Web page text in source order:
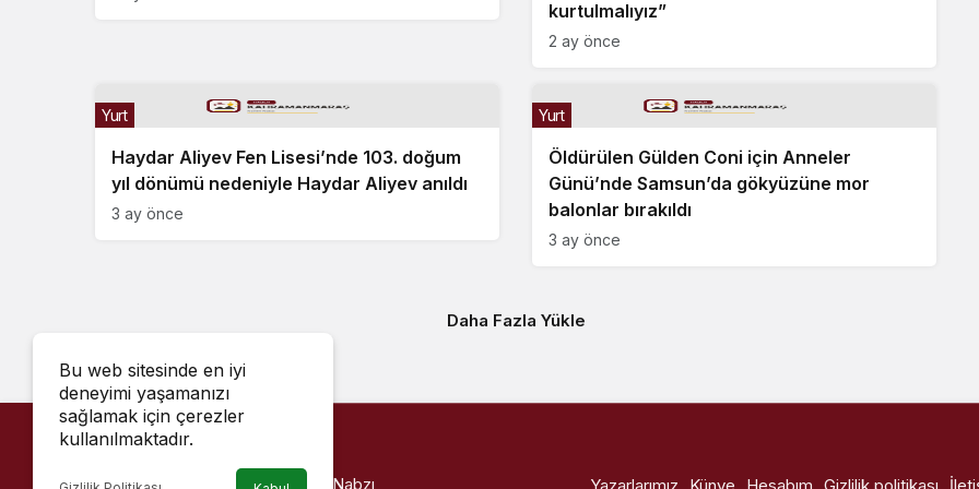
kurtulmalıyız”
2 ay önce
Haydar Aliyev Fen Lisesi’nde 103. doğum
yıl dönümü nedeniyle Haydar Aliyev anıldı
Yurt
3 ay önce
Öldürülen Gülden Coni için Anneler
Günü’nde Samsun’da gökyüzüne mor
balonlar bırakıldı
Yurt
3 ay önce
Daha Fazla Yükle
Bu web sitesinde en iyi
deneyimi yaşamanızı
sağlamak için çerezler
kullanılmaktadır.
Haber Kahramanmaraş - Kentin Nabzı Yazarlarımız Künye Hesabım Gizlilik politikası